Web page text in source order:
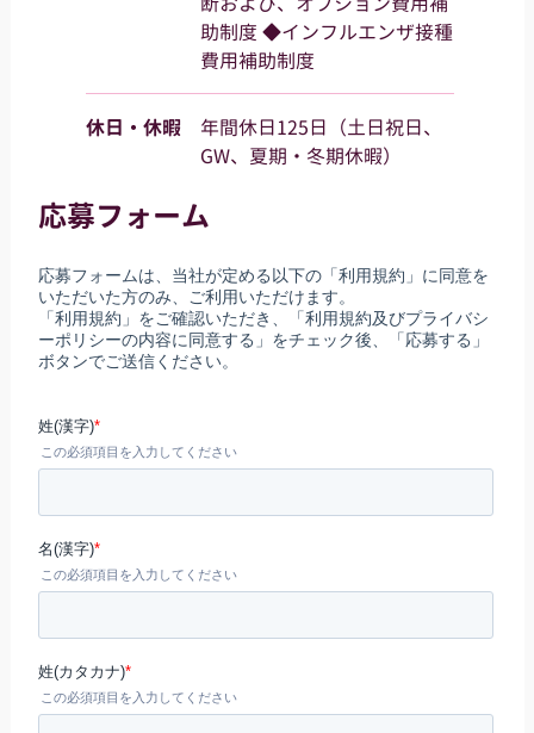
助制度 ◆インフルエンザ接種
費用補助制度
休日・休暇
年間休日125日（土日祝日、
GW、夏期・冬期休暇）
応募フォーム